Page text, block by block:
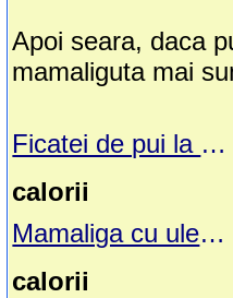
Apoi seara, daca
mamaliguta mai
Ficatei de pui la gratar
calorii
Mamaliga cu ulei Thermomix
calorii